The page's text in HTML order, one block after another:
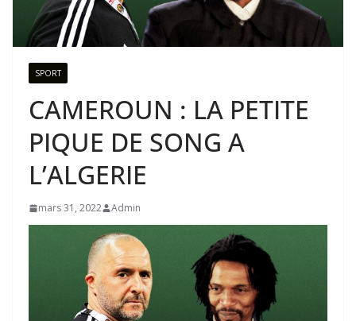
SPORT
CAMEROUN : LA PETITE
PIQUE DE SONG A
L’ALGERIE
mars 31, 2022 Admin